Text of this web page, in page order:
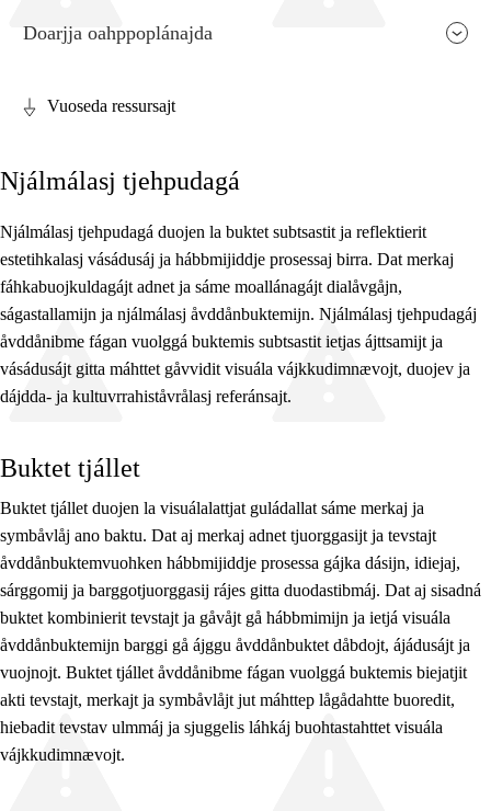
Guovdásj elementa
Fágajgasskasasj tiemá
Vuodotjehpudagá
Doarjja oahppoplánajda
Vuoseda ressursajt
Njálmálasj tjehpudagá
Njálmálasj tjehpudagá duojen la buktet subtsastit ja reflektierit
estetihkalasj vásádusáj ja hábbmijiddje prosessaj birra. Dat merkaj
fáhkabuojkuldagájt adnet ja sáme moallánagájt dialåvgåjn,
ságastallamijn ja njálmálasj åvddånbuktemijn. Njálmálasj tjehpudagáj
åvddånibme fágan vuolggá buktemis subtsastit ietjas ájttsamijt ja
vásádusájt gitta máhttet gåvvidit visuála vájkkudimnævojt, duojev ja
dájdda- ja kultuvrrahiståvrålasj referánsajt.
Buktet tjállet
Buktet tjállet duojen la visuálalattjat guládallat sáme merkaj ja
symbåvlåj ano baktu. Dat aj merkaj adnet tjuorggasijt ja tevstajt
åvddånbuktemvuohken hábbmijiddje prosessa gájka dásijn, idiejaj,
sárggomij ja barggotjuorggasij rájes gitta duodastibmáj. Dat aj sisadná
buktet kombinierit tevstajt ja gåvåjt gå hábbmimijn ja ietjá visuála
åvddånbuktemijn barggi gå ájggu åvddånbuktet dåbdojt, ájádusájt ja
vuojnojt. Buktet tjállet åvddånibme fágan vuolggá buktemis biejatjit
akti tevstajt, merkajt ja symbåvlåjt jut máhttep lågådahtte buoredit,
hiebadit tevstav ulmmáj ja sjuggelis láhkáj buohtastahttet visuála
vájkkudimnævojt.